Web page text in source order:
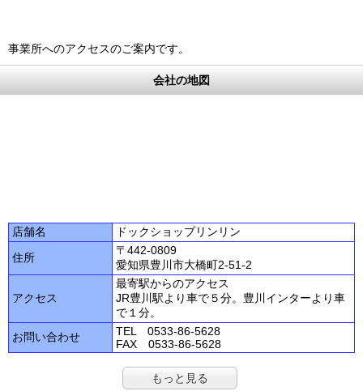
事業所へのアクセスのご案内です。
会社の地図
店舗名
ドックショップリンリン
住所
〒442-0809
愛知県豊川市大橋町2-51-2
アクセス
最寄駅からのアクセス
JR豊川駅より車で５分。豊川インターより車
で１分。
お問い合わせ
TEL 0533-86-5628
FAX 0533-86-5628
もっと見る